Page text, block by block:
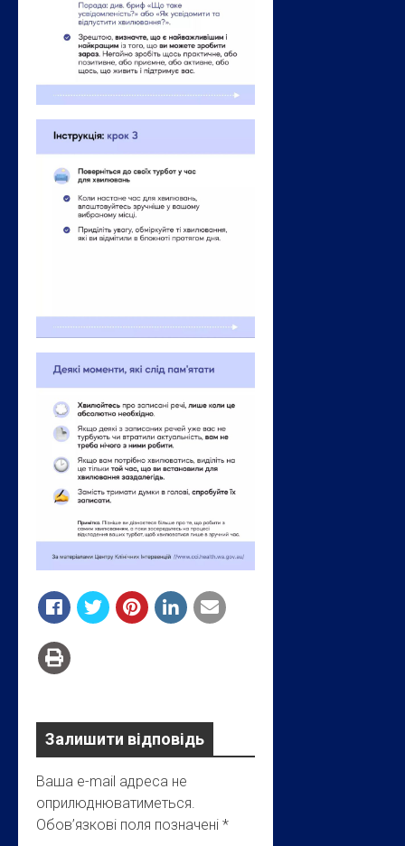
Залишити відповідь
Ваша e-mail адреса не
оприлюднюватиметься.
Обов’язкові поля позначені *